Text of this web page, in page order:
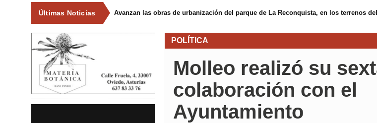
Últimas Noticias Avanzan las obras de urbanización del parque de La Reconquista, en los terrenos
POLÍTICA
Molleo realizó su
colaboración con el
Ayuntamiento